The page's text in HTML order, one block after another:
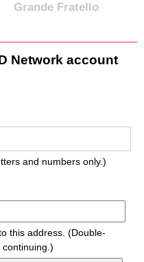
Grande Fratello
Network account
and numbers only.)
this address. (Double-